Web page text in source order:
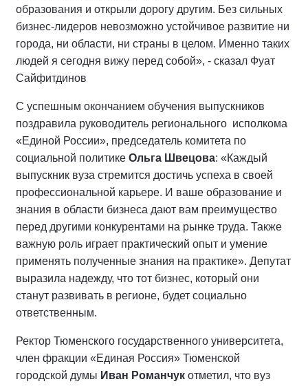
образования и открыли дорогу другим. Без сильных
бизнес-лидеров невозможно устойчивое развитие ни
города, ни области, ни страны в целом. Именно таких
людей я сегодня вижу перед собой», - сказал Фуат
Сайфитдинов
С успешным окончанием обучения выпускников
поздравила руководитель регионального исполкома
«Единой России», председатель комитета по
социальной политике Ольга Швецова: «Каждый
выпускник вуза стремится достичь успеха в своей
профессиональной карьере. И ваше образование и
знания в области бизнеса дают вам преимущество
перед другими конкурентами на рынке труда. Также
важную роль играет практический опыт и умение
применять полученные знания на практике». Депутат
выразила надежду, что тот бизнес, который они
станут развивать в регионе, будет социально
ответственным.
Ректор Тюменского государственного университета,
член фракции «Единая Россия» Тюменской
городской думы Иван Романчук отметил, что вуз